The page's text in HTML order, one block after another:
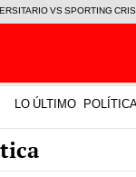
VS SPORTING
LO ÚLTIMO